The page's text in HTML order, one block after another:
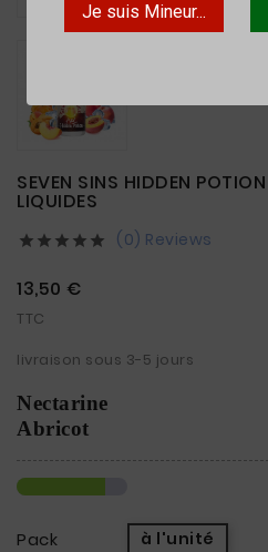
Je suis Mineur...
SEVEN SINS HIDDEN
LIQUIDES
     (0) Reviews
13,50 €
TTC
livraison sous 3-5 jours
Nectarine
Abricot
Pack à l'unité